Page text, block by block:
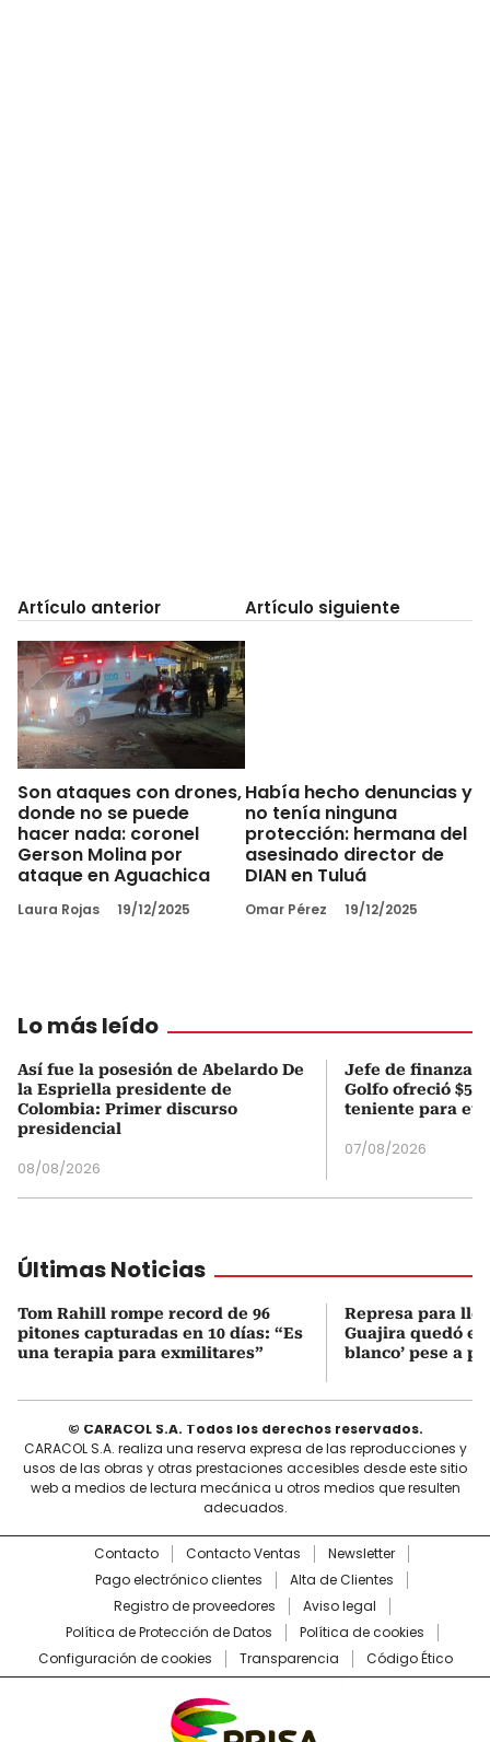
Artículo anterior
Son ataques con drones,
donde no se puede
hacer nada: coronel
Gerson Molina por
ataque en Aguachica
Laura Rojas 19/12/2025
Artículo siguiente
Había hecho denuncias y
no tenía ninguna
protección: hermana del
asesinado director de
DIAN en Tuluá
Omar Pérez 19/12/2025
Lo más leído
Así fue la posesión de Abelardo De
la Espriella presidente de
Colombia: Primer discurso
presidencial
08/08/2026
Jefe de finanzas
Golfo ofreció
teniente para
07/08/2026
Últimas Noticias
Tom Rahill rompe record de 96
pitones capturadas en 10 días: “Es
una terapia para exmilitares”
Represa para
Guajira quedó en
blanco’ pese a
© CARACOL S.A. Todos los derechos reservados.
CARACOL S.A. realiza una reserva expresa de las reproducciones y
usos de las obras y otras prestaciones accesibles desde este sitio
web a medios de lectura mecánica u otros medios que resulten
adecuados.
Contacto Contacto Ventas
Newsletter
Pago electrónico clientes
Alta de Clientes
Registro de proveedores
Aviso legal
Política de Protección de Datos
Política de cookies
Configuración de cookies
Transparencia Código Ético